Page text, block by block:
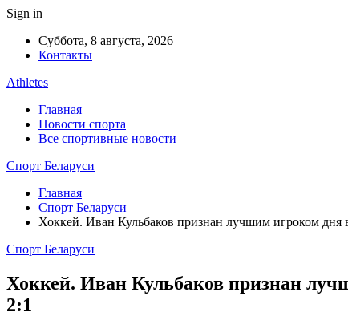
Sign in
Суббота, 8 августа, 2026
Контакты
Athletes
Главная
Новости спорта
Все спортивные новости
Спорт Беларуси
Главная
Спорт Беларуси
Хоккей. Иван Кульбаков признан лучшим игроком
Спорт Беларуси
Хоккей. Иван Кульбаков признан
2:1